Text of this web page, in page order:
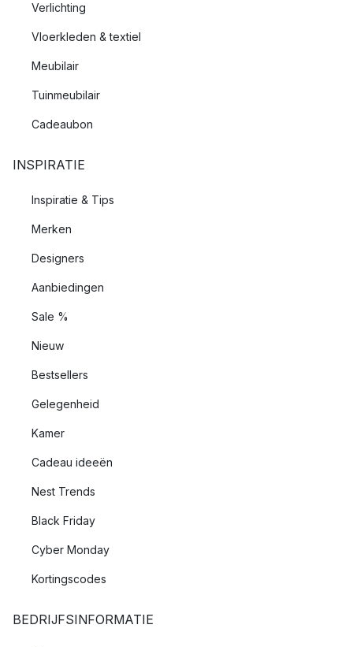
Verlichting
Vloerkleden & textiel
Meubilair
Tuinmeubilair
Cadeaubon
INSPIRATIE
Inspiratie & Tips
Merken
Designers
Aanbiedingen
Sale %
Nieuw
Bestsellers
Gelegenheid
Kamer
Cadeau ideeën
Nest Trends
Black Friday
Cyber Monday
Kortingscodes
BEDRIJFSINFORMATIE